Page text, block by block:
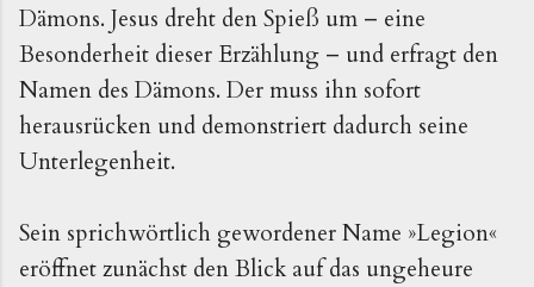
Dämons. Jesus dreht den Spieß um – eine
Besonderheit dieser Erzählung – und erfragt den
Namen des Dämons. Der muss ihn sofort
herausrücken und demonstriert dadurch seine
Unterlegenheit.
Sein sprichwörtlich gewordener Name »Legion«
eröffnet zunächst den Blick auf das ungeheure